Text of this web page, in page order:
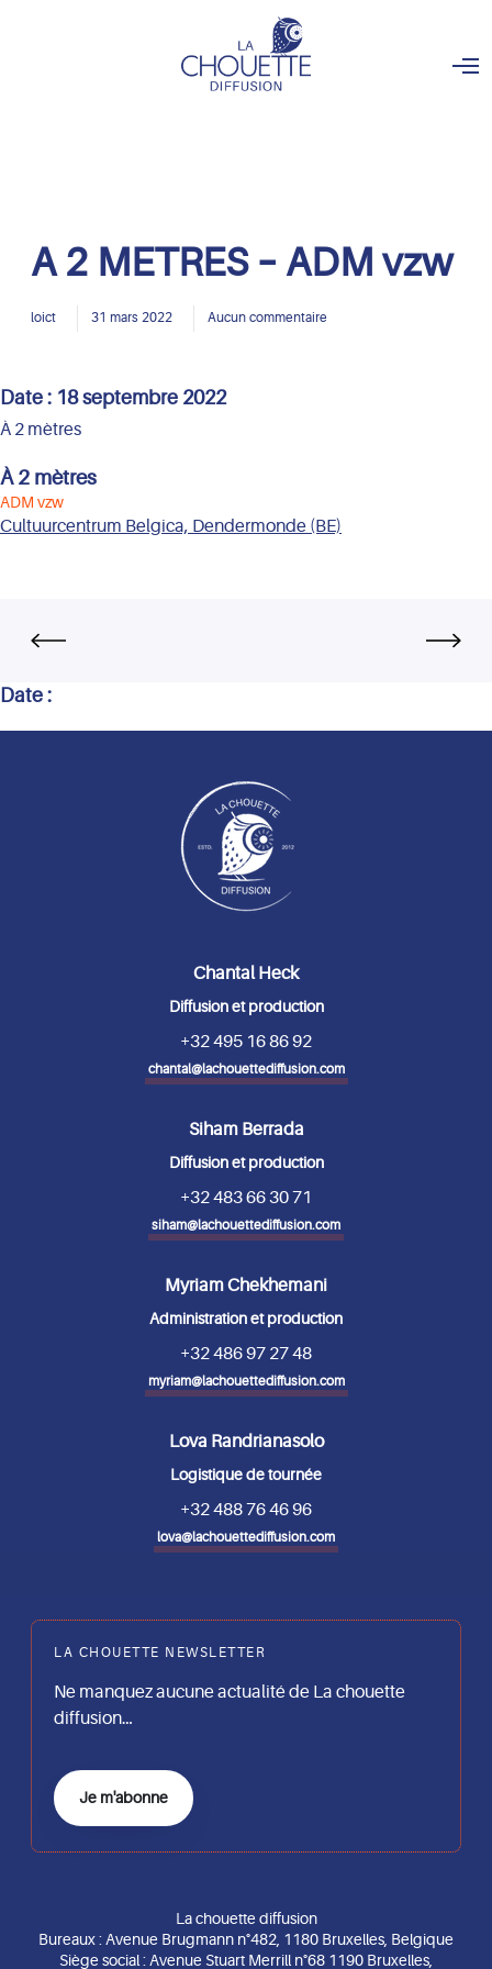
O
A 2 METRES – ADM vzw
loict 31 mars 2022 Aucun commentaire
Date : 18 septembre 2022
À 2 mètres
À 2 mètres
ADM vzw
Cultuurcentrum Belgica, Dendermonde (BE)
Date :
Chantal Heck
Diffusion et production
+32 495 16 86 92
chantal@lachouettediffusion.com
Siham Berrada
Diffusion et production
+32 483 66 30 71
siham@lachouettediffusion.com
Myriam Chekhemani
Administration et production
+32 486 97 27 48
myriam@lachouettediffusion.com
Lova Randrianasolo
Logistique de tournée
+32 488 76 46 96
lova@lachouettediffusion.com
LA CHOUETTE NEWSLETTER
Ne manquez aucune actualité de La chouette
diffusion…
Je m'abonne
La chouette diffusion
Bureaux : Avenue Brugmann n°482, 1180 Bruxelles, Belgique
Siège social : Avenue Stuart Merrill n°68 1190 Bruxelles,